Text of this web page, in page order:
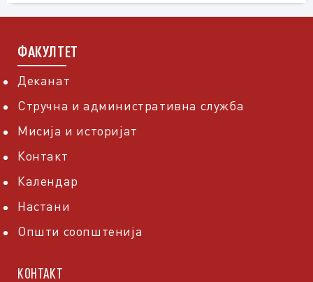
ФАКУЛТЕТ
Деканат
Стручна и административна служба
Мисија и историјат
Контакт
Календар
Настани
Општи соопштенија
КОНТАКТ